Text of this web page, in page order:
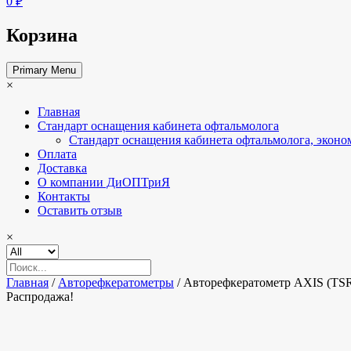
Корзина
Primary Menu
×
Главная
Стандарт оснащения кабинета офтальмолога
Стандарт оснащения кабинета офтальмолога,
Оплата
Доставка
О компании ДиОПТриЯ
Контакты
Оставить отзыв
×
Главная / Авторефкератометры / Авторефкератометр AXIS
Распродажа!